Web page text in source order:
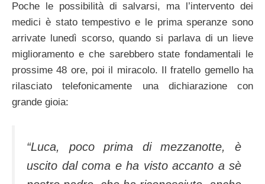
Poche le possibilità di salvarsi, ma l’intervento dei
medici è stato tempestivo e le prima speranze sono
arrivate lunedì scorso, quando si parlava di un lieve
miglioramento e che sarebbero state fondamentali le
prossime 48 ore, poi il miracolo. Il fratello gemello ha
rilasciato telefonicamente una dichiarazione con
grande gioia:
“Luca, poco prima di mezzanotte, è
uscito dal coma e ha visto accanto a sè